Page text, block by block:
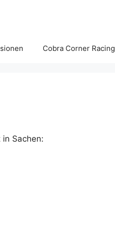
Cobra Corner Racing
Sachen: